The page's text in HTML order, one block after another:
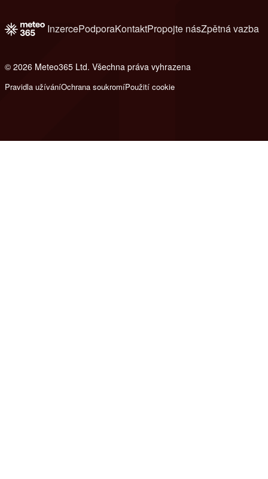
InzercePodporaKontaktPropojte násZpětná vazba
© 2026 Meteo365 Ltd. Všechna práva vyhrazena
Pravidla užíváníOchrana soukromíPoužití cookie